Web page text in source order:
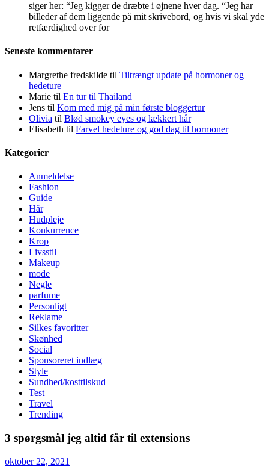
siger her: “Jeg kigger de dræbte i øjnene hver dag. “Jeg har
billeder af dem liggende på mit skrivebord, og hvis vi skal yde
retfærdighed over for
Seneste kommentarer
Margrethe fredskilde til Tiltrængt update på hormoner og
hedeture
Marie til En tur til Thailand
Jens til Kom med mig på min første bloggertur
Olivia til Blød smokey eyes og lækkert hår
Elisabeth til Farvel hedeture og god dag til hormoner
Kategorier
Anmeldelse
Fashion
Guide
Hår
Hudpleje
Konkurrence
Krop
Livsstil
Makeup
mode
Negle
parfume
Personligt
Reklame
Silkes favoritter
Skønhed
Social
Sponsoreret indlæg
Style
Sundhed/kosttilskud
Test
Travel
Trending
3 spørgsmål jeg altid får til extensions
oktober 22, 2021